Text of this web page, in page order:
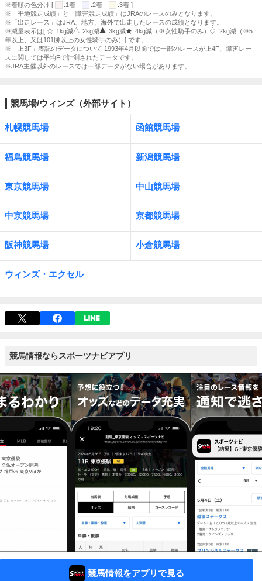
※着順の色分け [
:1着 :2着
:3着 ]
※「平地競走成績」と「障害競走成績」はJRAのレースのみとなります。
※「出走レース」はJRA、地方、海外で出走したレースの成績となります。
※減量表示は[
:1kg減 :2kg減 :3kg減 :4kg減（※女性騎手のみ）
:2kg減（※5
年以上、又は101勝以上の女性騎手のみ）] です。
※「上3F」表記のデータについて 1993年4月以前では一部のレースが上4F、障害レー
スに関しては平均Fで計測されたデータです。
※JRA主催以外のレースでは一部データがない場合があります。
競馬場/ウィンズ（外部サイト）
札幌競馬場 函館競馬場
福島競馬場 新潟競馬場
東京競馬場 中山競馬場
中京競馬場 京都競馬場
阪神競馬場 小倉競馬場
ウィンズ・エクセル
競馬情報ならスポーツナビアプリ
競馬情報をアプリで見る